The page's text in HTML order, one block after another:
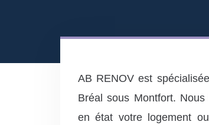
AB RENOV est
Bréal sous Montfort.
en état votre logement